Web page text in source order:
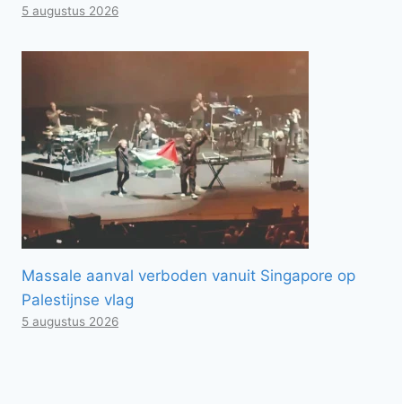
5 augustus 2026
Massale aanval verboden vanuit Singapore op
Palestijnse vlag
5 augustus 2026